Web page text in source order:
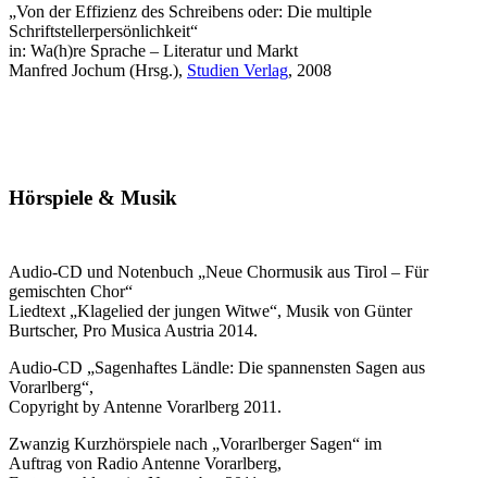
„Von der Effizienz des Schreibens oder: Die multiple
Schriftstellerpersönlichkeit“
in: Wa(h)re Sprache – Literatur und Markt
Manfred Jochum (Hrsg.), Studien Verlag, 2008
Hörspiele & Musik
Audio-CD und Notenbuch „Neue Chormusik aus Tirol – Für
gemischten Chor“
Liedtext „Klagelied der jungen Witwe“, Musik von Günter
Burtscher, Pro Musica Austria 2014.
Audio-CD „Sagenhaftes Ländle: Die spannensten Sagen aus
Vorarlberg“,
Copyright by Antenne Vorarlberg 2011.
Zwanzig Kurzhörspiele nach „Vorarlberger Sagen“ im
Auftrag von Radio Antenne Vorarlberg,